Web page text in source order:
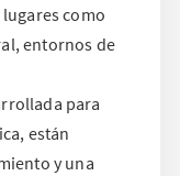
como
entornos de
para
están
y una